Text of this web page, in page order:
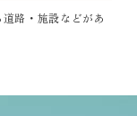
路・施設などがあ